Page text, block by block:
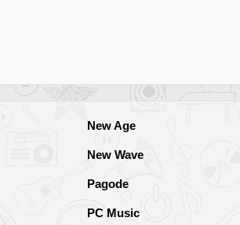
New Age
New Wave
Pagode
PC Music